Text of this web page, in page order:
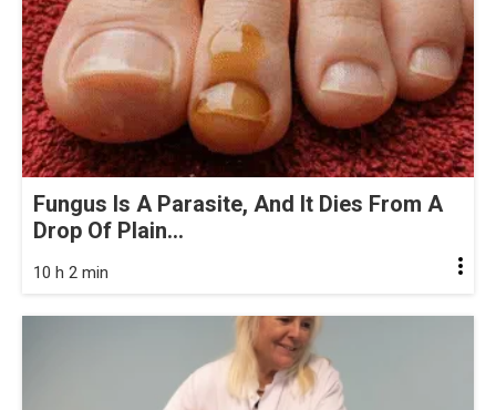
Fungus Is A Parasite, And It Dies From A
Drop Of Plain...
10 h 2 min